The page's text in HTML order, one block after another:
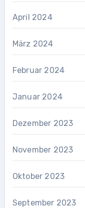
April 2024
März 2024
Februar 2024
Januar 2024
Dezember 2023
November 2023
Oktober 2023
September 2023